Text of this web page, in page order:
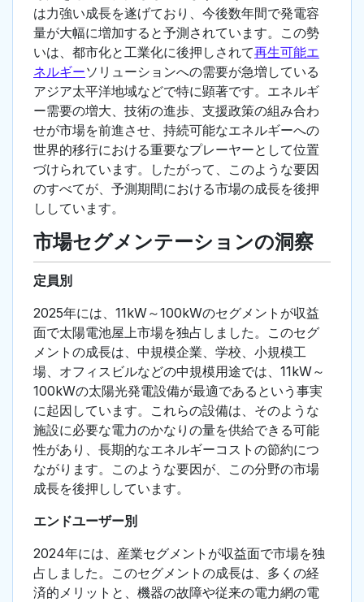
は力強い成長を遂げており、今後数年間で発電容
量が大幅に増加すると予測されています。この勢
いは、都市化と工業化に後押しされて再生可能エ
ネルギーソリューションへの需要が急増している
アジア太平洋地域などで特に顕著です。エネルギ
ー需要の増大、技術の進歩、支援政策の組み合わ
せが市場を前進させ、持続可能なエネルギーへの
世界的移行における重要なプレーヤーとして位置
づけられています。したがって、このような要因
のすべてが、予測期間における市場の成長を後押
ししています。
市場セグメンテーションの洞察
定員別
2025年には、11kW～100kWのセグメントが収益
面で太陽電池屋上市場を独占しました。このセグ
メントの成長は、中規模企業、学校、小規模工
場、オフィスビルなどの中規模用途では、11kW～
100kWの太陽光発電設備が最適であるという事実
に起因しています。これらの設備は、そのような
施設に必要な電力のかなりの量を供給できる可能
性があり、長期的なエネルギーコストの節約につ
ながります。このような要因が、この分野の市場
成長を後押ししています。
エンドユーザー別
2024年には、産業セグメントが収益面で市場を独
占しました。このセグメントの成長は、多くの経
済的メリットと、機器の故障や従来の電力網の電